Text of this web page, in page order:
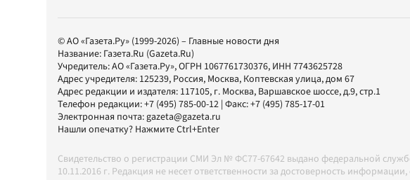
© АО «Газета.Ру» (1999-2026) – Главные новости дня
Название: Газета.Ru (Gazeta.Ru)
Учредитель:АО «Газета.Ру», ОГРН 1067761730376, ИНН 7743625728
Адрес учредителя: 125239, Россия, Москва, Коптевская улица, дом 67
Адрес редакции и издателя: 117105, г. Москва, Варшавское шоссе, д.9, стр.1
Телефон редакции:+7 (495) 785-00-12 | Факс:+7 (495) 785-17-01
Электронная почта:gazeta@gazeta.ru
Нашли опечатку? Нажмите Ctrl+Enter
Свидетельство о регистрации СМИ Эл № ФС77-67642 выдано федеральной
10.11.2016 г. Редакция не несет ответственности за достоверность